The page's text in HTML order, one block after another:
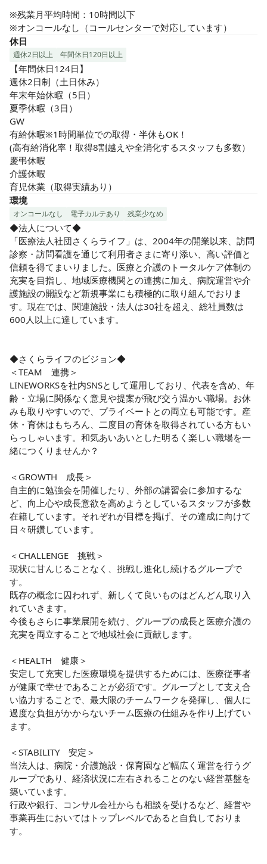
※残業月平均時間：10時間以下
※オンコールなし（コールセンターで対応しています）
休日
週休2日以上 年間休日120日以上
【年間休日124日】
週休2日制（土日休み）
年末年始休暇（5日）
夏季休暇（3日）
GW
有給休暇※1時間単位での取得・半休もOK！
(高有給消化率！取得8割越えや全消化するスタッフも多数）
慶弔休暇
介護休暇
育児休業（取得実績あり）
環境
オンコールなし 電子カルテあり 残業少なめ
◆法人について◆
「医療法人社団さくらライフ」は、2004年の開業以来、訪問
診察・訪問看護を通じて利用者さまに寄り添い、高い評価と
信頼を得てまいりました。医療と介護のトータルケア体制の
充実を目指し、地域医療機関との連携に加え、病院運営や介
護施設の開設など新規事業にも積極的に取り組んでおりま
す。現在では、関連施設・法人は30社を超え、総社員数は
600人以上に達しています。
◆さくらライフのビジョン◆
＜TEAM　連携＞
LINEWORKSを社内SNSとして運用しており、代表を含め、年
齢・立場に関係なく意見や提案が飛び交う温かい職場。お休
みも取りやすいので、プライベートとの両立も可能です。産
休・育休はもちろん、二度目の育休を取得されている方もい
らっしゃいます。和気あいあいとした明るく楽しい職場を一
緒につくりませんか？
＜GROWTH　成長＞
自主的に勉強会を開催したり、外部の講習会に参加するな
ど、向上心や成長意欲を高めようとしているスタッフが多数
在籍しています。それぞれが目標を掲げ、その達成に向けて
日々研鑽しています。
＜CHALLENGE　挑戦＞
現状に甘んじることなく、挑戦し進化し続けるグループで
す。
既存の概念に囚われず、新しくて良いものはどんどん取り入
れていきます。
今後もさらに事業展開を続け、グループの成長と医療介護の
充実を両立することで地域社会に貢献します。
＜HEALTH　健康＞
安定して充実した医療環境を提供するためには、医療従事者
が健康で幸せであることが必須です。グループとして支え合
い協力することで、最大限のチームワークを発揮し、個人に
過度な負担がかからないチーム医療の仕組みを作り上げてい
ます。
＜STABILITY　安定＞
当法人は、病院・介護施設・保育園など幅広く運営を行うグ
ループであり、経済状況に左右されることのない経営基盤を
築いています。
行政や銀行、コンサル会社からも相談を受けるなど、経営や
事業再生においてはトップレベルであると自負しておりま
す。